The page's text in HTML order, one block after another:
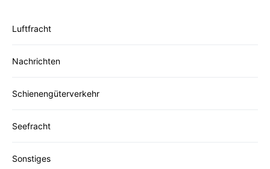
Luftfracht
Nachrichten
Schienengüterverkehr
Seefracht
Sonstiges